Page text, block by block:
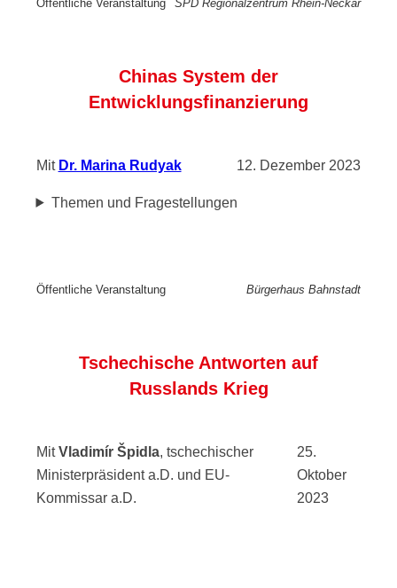
Öffentliche Veranstaltung SPD RegionalzentrumRhein-Neckar
Chinas System der
Entwicklungsfinanzierung
Mit Dr. Marina Rudyak 12. Dezember 2023
Themen und Fragestellungen
Öffentliche Veranstaltung Bürgerhaus Bahnstadt
Tschechische Antworten auf
Russlands Krieg
MitVladimír Špidla, tschechischer
Ministerpräsident a.D. und EU-
Kommissar a.D.
25.
Oktober
2023